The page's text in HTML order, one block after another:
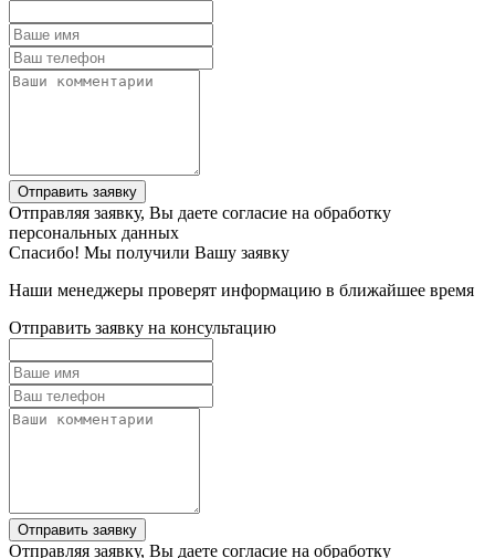
Отправить заявку
Отправляя заявку, Вы даете согласие на обработку
персональных данных
Спасибо! Мы получили Вашу заявку
Наши менеджеры проверят информацию в ближайшее время
Отправить заявку на консультацию
Отправить заявку
Отправляя заявку, Вы даете согласие на обработку